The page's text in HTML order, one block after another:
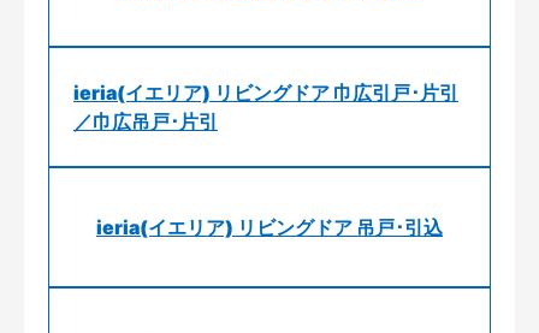
ieria(イエリア) リビングドア 巾広引戸･片引
／巾広吊戸･片引
ieria(イエリア) リビングドア 吊戸･引込